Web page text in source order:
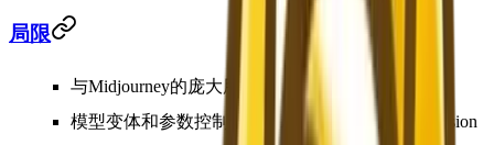
局限
与Midjourney的庞大用户群相比，社区较小
模型变体和参数控制少于Midjourney或Stable Diffusion